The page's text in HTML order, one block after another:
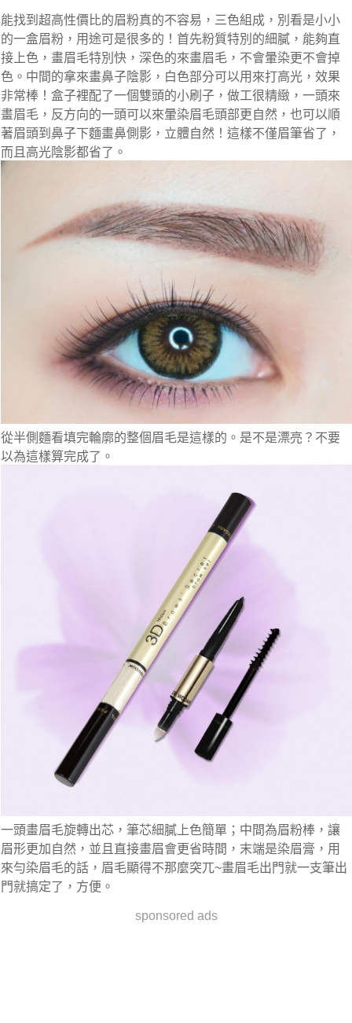
能找到超高性價比的眉粉真的不容易，三色組成，別看是小小
的一盒眉粉，用途可是很多的！首先粉質特別的細膩，能夠直
接上色，畫眉毛特別快，深色的來畫眉毛，不會暈染更不會掉
色。中間的拿來畫鼻子陰影，白色部分可以用來打高光，效果
非常棒！盒子裡配了一個雙頭的小刷子，做工很精緻，一頭來
畫眉毛，反方向的一頭可以來暈染眉毛頭部更自然，也可以順
著眉頭到鼻子下麵畫鼻側影，立體自然！這樣不僅眉筆省了，
而且高光陰影都省了。
從半側麵看填完輪廓的整個眉毛是這樣的。是不是漂亮？不要
以為這樣算完成了。
一頭畫眉毛旋轉出芯，筆芯細膩上色簡單；中間為眉粉棒，讓
眉形更加自然，並且直接畫眉會更省時間，末端是染眉膏，用
來勻染眉毛的話，眉毛顯得不那麼突兀~畫眉毛出門就一支筆出
門就搞定了，方便。
sponsored ads